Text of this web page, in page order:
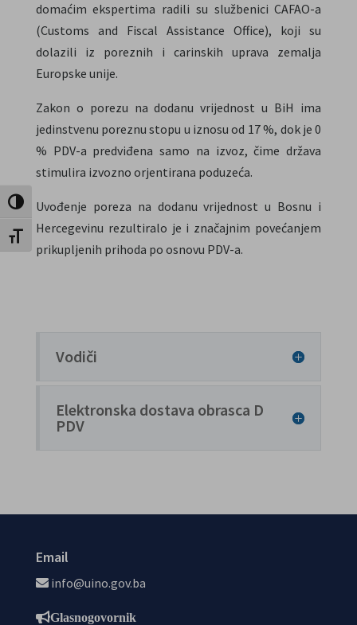
Uključi / isključi visoki kontrast
Uključi / isključi veličinu fonta
domaćim ekspertima radili su službenici CAFAO-a
(Customs and Fiscal Assistance Office), koji su
dolazili iz poreznih i carinskih uprava zemalja
Europske unije.
Zakon o porezu na dodanu vrijednost u BiH ima
jedinstvenu poreznu stopu u iznosu od 17 %, dok je 0
% PDV-a predviđena samo na izvoz, čime država
stimulira izvozno orjentirana poduzeća.
Uvođenje poreza na dodanu vrijednost u Bosnu i
Hercegevinu rezultiralo je i značajnim povećanjem
prikupljenih prihoda po osnovu PDV-a.
Vodiči
Elektronska dostava obrasca D
PDV
Email
info@uino.gov.ba
Glasnogovornik